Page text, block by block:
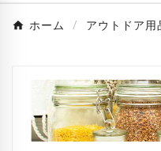
ホーム アウトドア用